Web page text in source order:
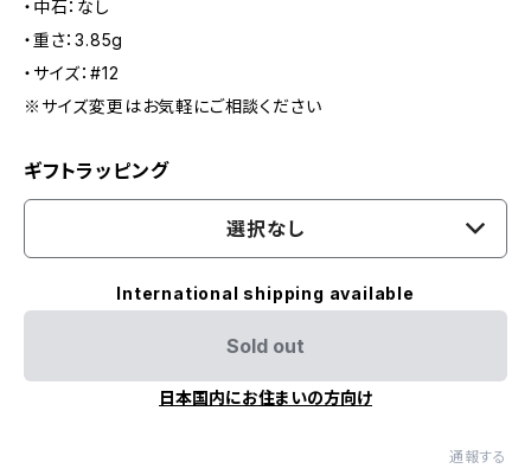
・中石：なし
・重さ：3.85g
・サイズ：#12
※サイズ変更はお気軽にご相談ください
ギフトラッピング
選択なし
International shipping available
Sold out
日本国内にお住まいの方向け
通報する